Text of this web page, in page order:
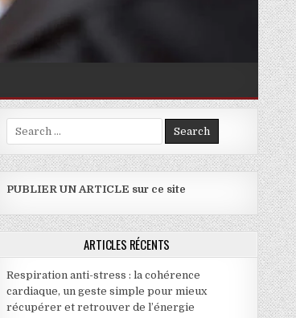
Search for:
PUBLIER UN ARTICLE sur ce site
ARTICLES RÉCENTS
Respiration anti-stress : la cohérence
cardiaque, un geste simple pour mieux
récupérer et retrouver de l’énergie